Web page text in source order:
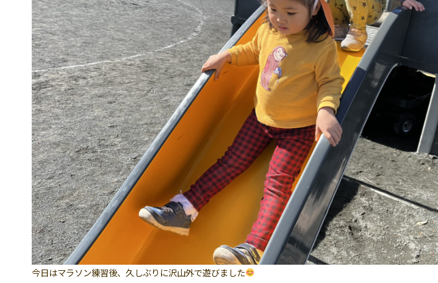
今日はマラソン練習後、久しぶりに沢山外で遊びました